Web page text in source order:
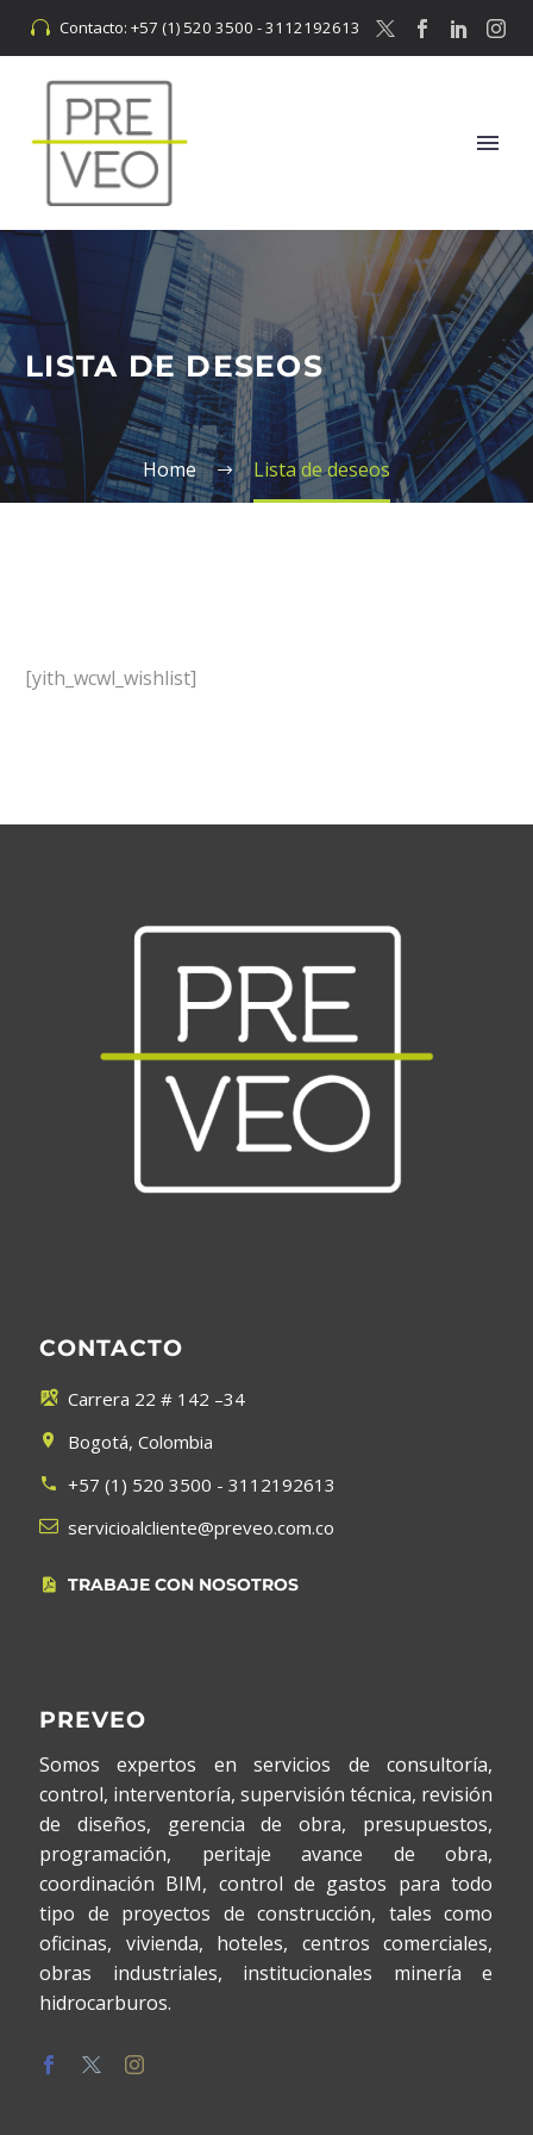

 Contacto: +57 (1) 520 3500 - 3112192613
LISTA DE DESEOS
Home Lista de deseos
[yith_wcwl_wishlist]
CONTACTO

 Carrera 22 # 142 –34

 Bogotá, Colombia

 +57 (1) 520 3500 - 3112192613

 servicioalcliente@preveo.com.co

 TRABAJE CON NOSOTROS
PREVEO
Somos expertos en servicios de consultoría,
control, interventoría, supervisión técnica, revisión
de diseños, gerencia de obra, presupuestos,
programación, peritaje avance de obra,
coordinación BIM, control de gastos para todo
tipo de proyectos de construcción, tales como
oficinas, vivienda, hoteles, centros comerciales,
obras industriales, institucionales minería e
hidrocarburos.